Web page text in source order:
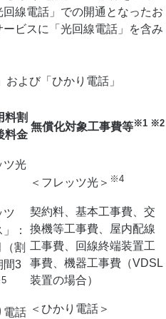
線電話」での開通となったお
ビスに「光回線電話」を含み
および「ひかり電話」
料割
料金
無償化対象工事費等※1 ※2
ツ光
ツ
：
割
間3
電話
＜フレッツ光＞ ※4
契約料、基本工事費、交
換機等工事費、屋内配線
工事費、回線終端装置工
事費、機器工事費（VDSL
装置の場合）
＜ひかり電話＞